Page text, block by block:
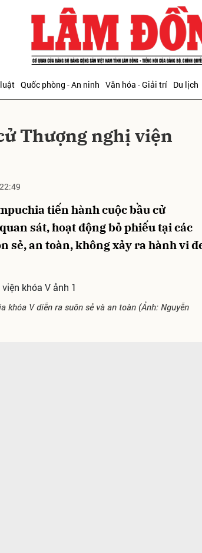
Quốc phòng - An ninh Văn hóa - Giải trí Du lịch
Thượng nghị viện
tiến hành cuộc bầu cử
sát, hoạt động bỏ phiếu tại các
sẻ, an toàn, không xảy ra hành vi
khóa V diễn ra suôn sẻ và an toàn (Ảnh: Nguyễn
bình luận